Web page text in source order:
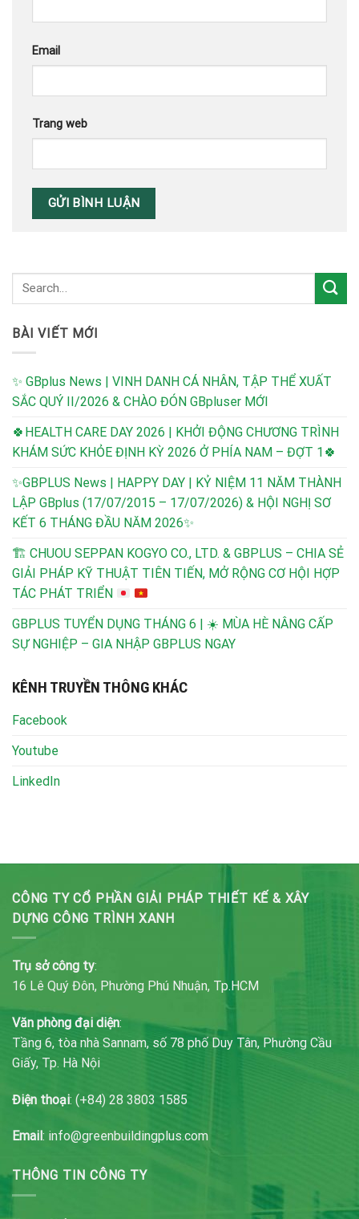
Email
Trang web
BÀI VIẾT MỚI
✨ GBplus News | VINH DANH CÁ NHÂN, TẬP THỂ XUẤT
SẮC QUÝ II/2026 & CHÀO ĐÓN GBpluser MỚI
🍀HEALTH CARE DAY 2026 | KHỞI ĐỘNG CHƯƠNG TRÌNH
KHÁM SỨC KHỎE ĐỊNH KỲ 2026 Ở PHÍA NAM – ĐỢT 1🍀
✨GBPLUS News | HAPPY DAY | KỶ NIỆM 11 NĂM THÀNH
LẬP GBplus (17/07/2015 – 17/07/2026) & HỘI NGHỊ SƠ
KẾT 6 THÁNG ĐẦU NĂM 2026✨
🏗️ CHUOU SEPPAN KOGYO CO., LTD. & GBPLUS – CHIA SẺ
GIẢI PHÁP KỸ THUẬT TIÊN TIẾN, MỞ RỘNG CƠ HỘI HỢP
TÁC PHÁT TRIỂN
GBPLUS TUYỂN DỤNG THÁNG 6 | ☀️ MÙA HÈ NÂNG CẤP
SỰ NGHIỆP – GIA NHẬP GBPLUS NGAY
KÊNH TRUYỀN THÔNG KHÁC
Facebook
Youtube
LinkedIn
CÔNG TY CỔ PHẦN GIẢI PHÁP THIẾT KẾ & XÂY
DỰNG CÔNG TRÌNH XANH
Trụ sở công ty:
16 Lê Quý Đôn, Phường Phú Nhuận, Tp.HCM
Văn phòng đại diện:
Tầng 6, tòa nhà Sannam, số 78 phố Duy Tân, Phường Cầu
Giấy, Tp. Hà Nội
Điện thoại: (+84) 28 3803 1585
Email : info@greenbuildingplus.com
THÔNG TIN CÔNG TY